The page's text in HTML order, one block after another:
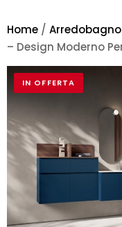
Home / Arredobagno
– Design Moderno
IN OFFERTA